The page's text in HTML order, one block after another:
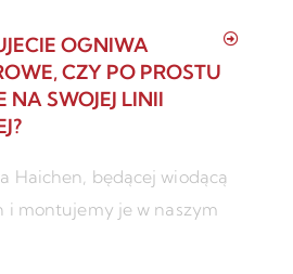
OGNIWA
CZY PO PROSTU
NA SWOJEJ LINII
Haichen, będącej wiodącą
i montujemy je w naszym